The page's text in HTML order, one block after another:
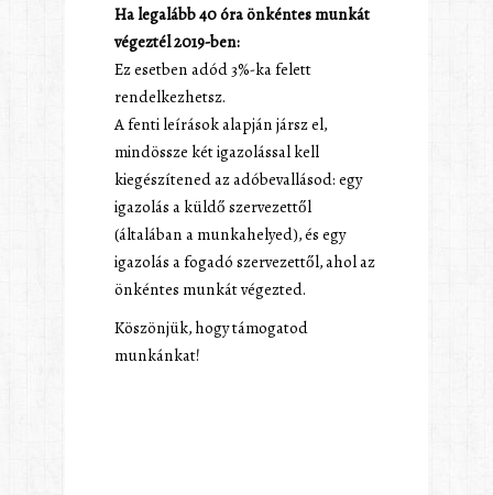
Ha legalább 40 óra önkéntes munkát
végeztél 2019-ben:
Ez esetben adód 3%-ka felett
rendelkezhetsz.
A fenti leírások alapján jársz el,
mindössze két igazolással kell
kiegészítened az adóbevallásod: egy
igazolás a küldő szervezettől
(általában a munkahelyed), és egy
igazolás a fogadó szervezettől, ahol az
önkéntes munkát végezted.
Köszönjük, hogy támogatod
munkánkat!